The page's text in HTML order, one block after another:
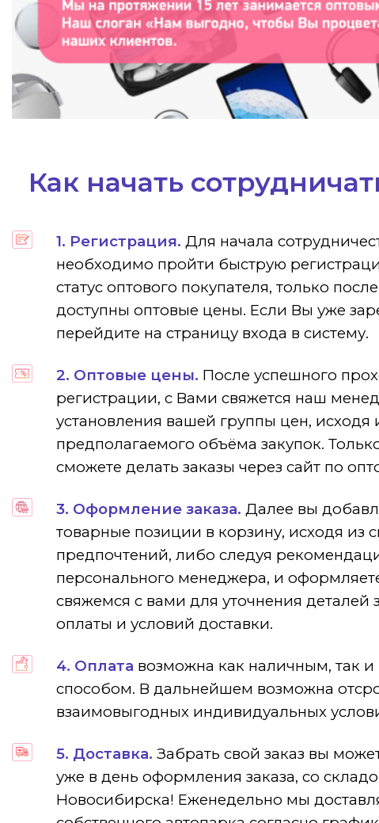
Как начать
1. Регистрация. Для начала
необходимо пройти быструю
статус оптового покупателя, только
доступны оптовые цены. Если Вы уже
перейдите на страницу входа в систему.
2. Оптовые цены. После успешного
регистрации, с Вами свяжется наш
установления вашей группы цен, исходя
предполагаемого объёма закупок.
сможете делать заказы через сайт по
3. Оформление заказа. Далее вы
товарные позиции в корзину, исходя из
предпочтений, либо следуя
персонального менеджера, и
свяжемся с вами для уточнения деталей
оплаты и условий доставки.
4. Оплата возможна как наличным, так
способом. В дальнейшем возможна
взаимовыгодных индивидуальных
5. Доставка. Забрать свой заказ вы
уже в день оформления заказа, со
Новосибирска! Еженедельно мы